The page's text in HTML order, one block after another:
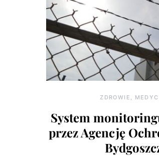
ZDROWIE,
System
przez Agencję